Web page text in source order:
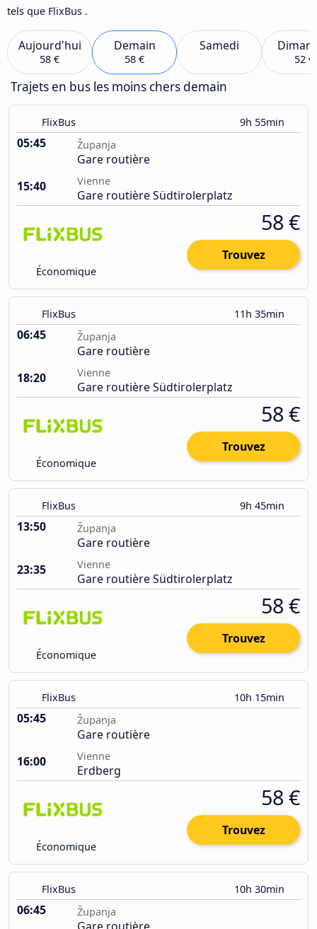
tels que FlixBus .
Aujourd'hui
58 €
Demain
58 €
Samedi
52 €
Trajets en bus les moins chers demain
FlixBus 9h 55min
05:45 Županja
Gare routière
15:40
Vienne
Gare routière Südtirolerplatz
Économique
58 €
Trouvez
FlixBus 11h 35min
06:45 Županja
Gare routière
18:20
Vienne
Gare routière Südtirolerplatz
Économique
58 €
Trouvez
FlixBus 9h 45min
13:50 Županja
Gare routière
23:35
Vienne
Gare routière Südtirolerplatz
Économique
58 €
Trouvez
FlixBus 10h 15min
05:45 Županja
Gare routière
16:00
Vienne
Erdberg
Économique
58 €
Trouvez
FlixBus 10h 30min
06:45 Županja